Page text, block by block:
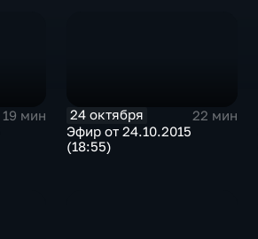
19 мин
24 октября
22 мин
Эфир от 24.10.2015
(18:55)